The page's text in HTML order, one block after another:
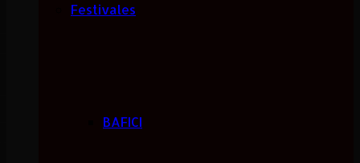
Festivales
BAFICI